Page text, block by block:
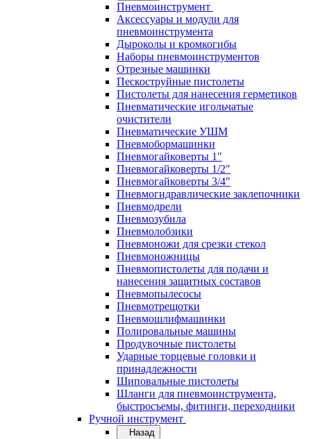
Пневмоинструмент
Аксессуары и модули для
пневмоинструмента
Дыроколы и кромкогибы
Наборы пневмоинструментов
Отрезные машинки
Пескоструйные пистолеты
Пистолеты для нанесения герметиков
Пневматические игольчатые
очистители
Пневматические УШМ
Пневмобормашинки
Пневмогайковерты 1"
Пневмогайковерты 1/2"
Пневмогайковерты 3/4"
Пневмогидравлические заклепочники
Пневмодрели
Пневмозубила
Пневмолобзики
Пневмоножи для срезки стекол
Пневмоножницы
Пневмопистолеты для подачи и
нанесения защитных составов
Пневмопылесосы
Пневмотрещотки
Пневмошлифмашинки
Полировальные машины
Продувочные пистолеты
Ударные торцевые головки и
принадлежности
Шиповальные пистолеты
Шланги для пневмоинструмента,
быстросъемы, фитинги, переходники
Ручной инструмент
Назад